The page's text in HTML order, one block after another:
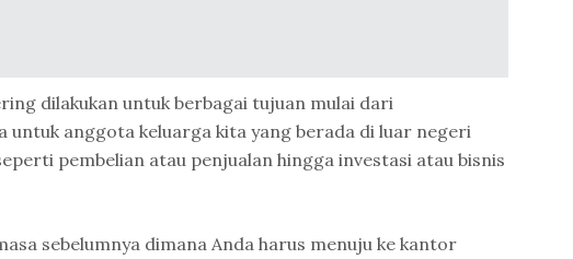
dilakukan untuk berbagai tujuan mulai dari
untuk anggota keluarga kita yang berada di luar negeri
pembelian atau penjualan hingga investasi atau bisnis
sebelumnya dimana Anda harus menuju ke kantor